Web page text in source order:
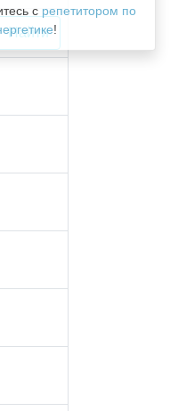
с репетитором по
!